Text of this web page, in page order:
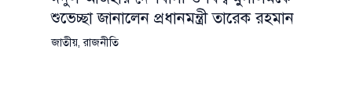
শুভেচ্ছা জানালেন প্রধানমন্ত্রী তারেক রহমান
জাতীয়,রাজনীতি